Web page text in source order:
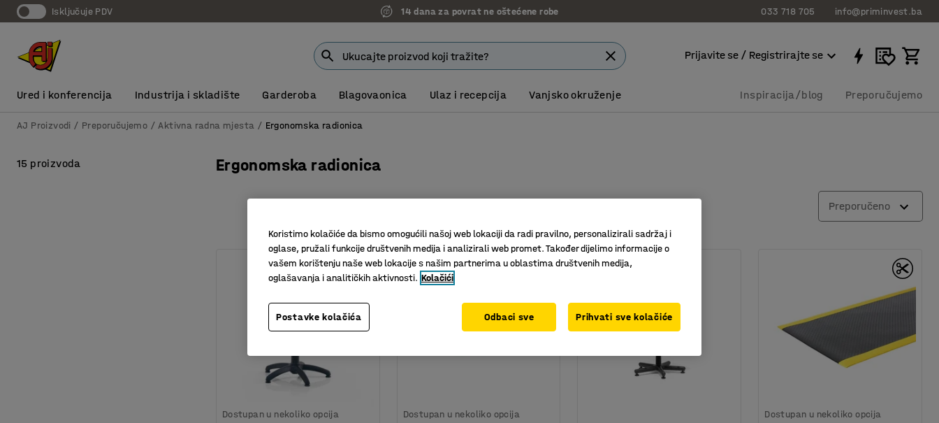
Isključuje PDV 14 dana za povrat ne oštećene robe 033 718 705 info@priminvest.ba
Prijavite se / Registrirajte se
Ured i konferencija Industrija i skladište Garderoba Blagovaonica Ulaz i recepcija Vanjsko okruženje Inspiracija/blog Preporučujemo
AJ Proizvodi Preporučujemo Aktivna radna mjesta Ergonomska radionica
Ergonomska radionica
Preporučeno
Dostupan u nekoliko opcija Dostupan u nekoliko opcija Dostupan u nekoliko opcija
15 proizvoda
Koristimo kolačiće da bismo omogućili našoj web lokaciji da radi pravilno, personalizirali sadržaj i
oglase, pružali funkcije društvenih medija i analizirali web promet. Također dijelimo informacije o
vašem korištenju naše web lokacije s našim partnerima u oblastima društvenih medija,
oglašavanja i analitičkih aktivnosti. Kolačići
Postavke kolačića Odbaci sve Prihvati sve kolačiće